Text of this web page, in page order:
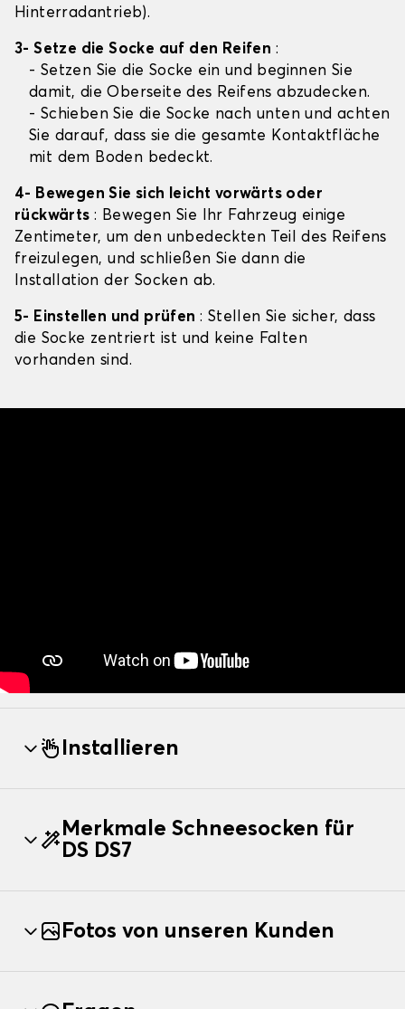
Hinterradantrieb).
3- Setze die Socke auf den Reifen :
- Setzen Sie die Socke ein und beginnen Sie
damit, die Oberseite des Reifens abzudecken.
- Schieben Sie die Socke nach unten und achten
Sie darauf, dass sie die gesamte Kontaktfläche
mit dem Boden bedeckt.
4- Bewegen Sie sich leicht vorwärts oder
rückwärts: Bewegen Sie Ihr Fahrzeug einige
Zentimeter, um den unbedeckten Teil des Reifens
freizulegen, und schließen Sie dann die
Installation der Socken ab.
5- Einstellen und prüfen : Stellen Sie sicher, dass
die Socke zentriert ist und keine Falten
vorhanden sind.
Installieren
Merkmale Schneesocken für
DS DS7
Fotos von unseren Kunden